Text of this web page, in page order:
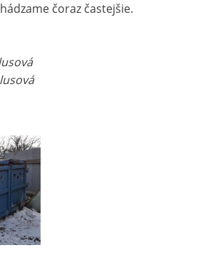
čoraz častejšie.